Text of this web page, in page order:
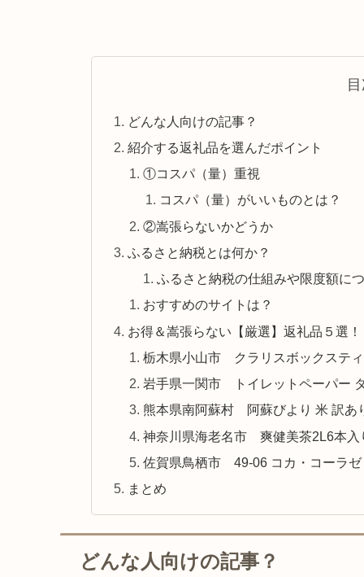
どんな人向けの記事？
紹介する返礼品を選んだポイント
①コスパ（量）重視
コスパ（量）がいいものとは？
②嵩張らないかどうか
ふるさと納税とは何か？
ふるさと納税の仕組みや限度額に
おすすめのサイトは？
お得＆嵩張らない【厳選】返礼品５選！
栃木県小山市 クラリスボックステ
岩手県一関市 トイレットペーパー
熊本県南阿蘇村 阿蘇びより 米 訳あ
神奈川県海老名市 爽健美茶2L6本入
佐賀県鳥栖市 49-06 コカ・コーラ
まとめ
どんな人向けの記事？